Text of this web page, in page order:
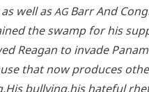
well as AGBarr And
the swamp for his
Rea­gan to inva­de
that now pro­du­ces
bullying,his hateful